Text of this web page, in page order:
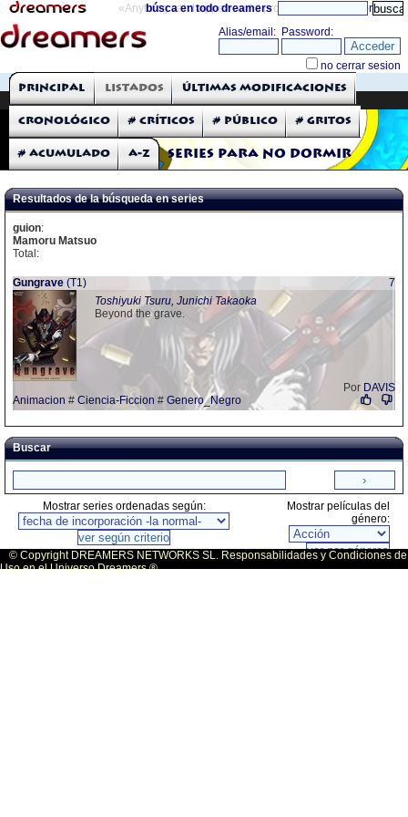
«Anything can happen and it probably will» directorio
búsca en todo dreamers
THE DREAMERS
Críticas: Series de TV
Series para no dormir
Principal Listados Últimas modificaciones
Cronológico # Críticos # Público # Gritos
# Acumulado A-Z
Resultados de la búsqueda en series
guion:
Mamoru Matsuo
Total:
Gungrave (T1)
7
Toshiyuki Tsuru, Junichi Takaoka
Beyond the grave.
Por DAVIS
Animacion # Ciencia-Ficcion # Genero_Negro
Buscar
Mostrar series ordenadas según:
Mostrar películas del
género:
© Copyright DREAMERS NETWORKS SL. Responsabilidades y Condiciones de
Uso en el Universo Dreamers ®